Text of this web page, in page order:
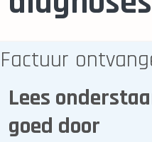
Ons team van
nauwkeurig en
onderzoeken uit zoals
röntgenonderzoek en
Deze technieken
Factuur
Lees
goed door